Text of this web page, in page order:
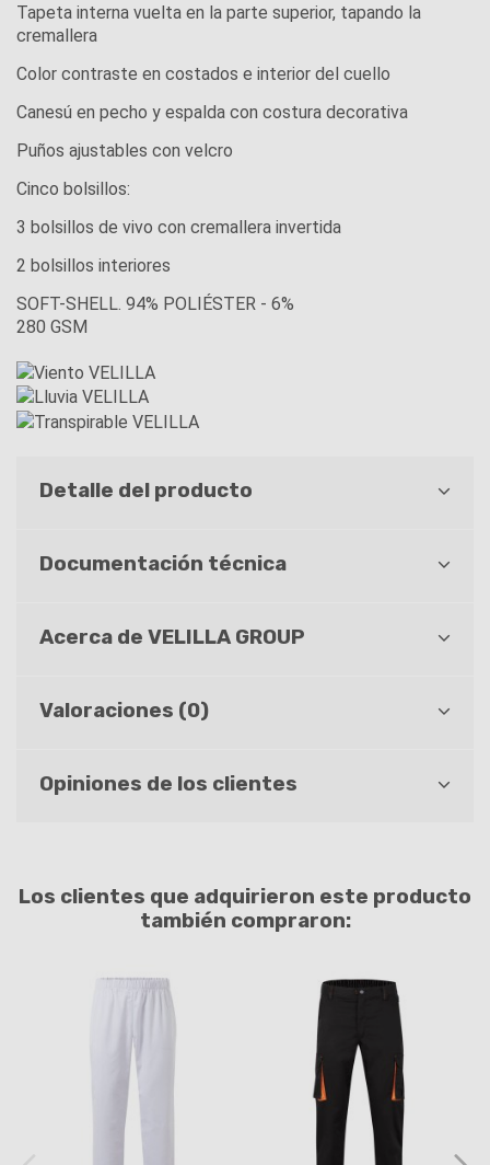
Tapeta interna vuelta en la parte superior, tapando la
cremallera
Color contraste en costados e interior del cuello
Canesú en pecho y espalda con costura decorativa
Puños ajustables con velcro
Cinco bolsillos:
3 bolsillos de vivo con cremallera invertida
2 bolsillos interiores
SOFT-SHELL. 94% POLIÉSTER - 6%
280 GSM
Detalle del producto
Documentación técnica
Acerca de VELILLA GROUP
Valoraciones (0)
Opiniones de los clientes
Los clientes que adquirieron este producto
también compraron: